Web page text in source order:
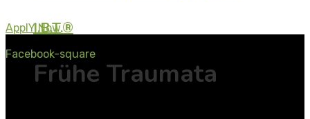
I.B.T.®
Frühe Traumata
ApplY Now
Facebook-square